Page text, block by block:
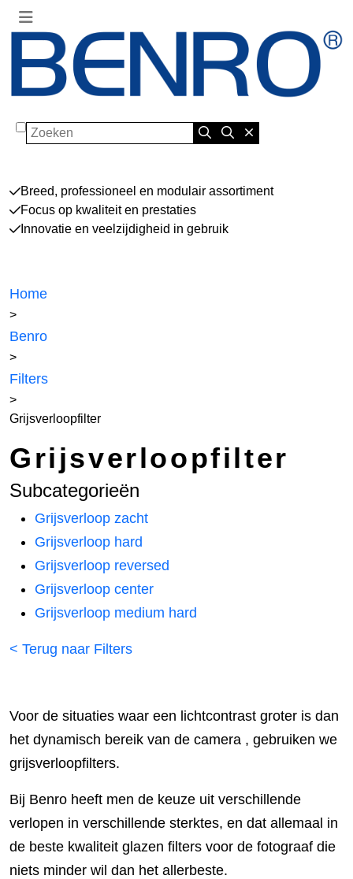
Zoeken
Breed, professioneel en modulair assortiment
Focus op kwaliteit en prestaties
Innovatie en veelzijdigheid in gebruik
Home
>
Benro
>
Filters
>
Grijsverloopfilter
Grijsverloopfilter
Subcategorieën
Grijsverloop zacht
Grijsverloop hard
Grijsverloop reversed
Grijsverloop center
Grijsverloop medium hard
< Terug naar Filters
Voor de situaties waar een lichtcontrast groter is dan
het dynamisch bereik van de camera , gebruiken we
grijsverloopfilters.
Bij Benro heeft men de keuze uit verschillende
verlopen in verschillende sterktes, en dat allemaal in
de beste kwaliteit glazen filters voor de fotograaf die
niets minder wil dan het allerbeste.